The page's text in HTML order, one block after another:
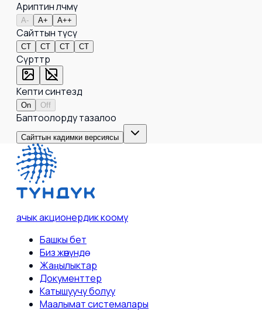
Ариптин өлчөмү
A- A+ A++
Сайттын түсү
СТ СТ СТ СТ
Сүрөттөр
Кепти синтездөө
On Off
Баптоолорду тазалоо
Сайттын кадимки версиясы
ачык акционердик коому
Башкы бет
Биз жөнүндө
Жаңылыктар
Документтер
Катышуучу болуу
Маалымат системалары